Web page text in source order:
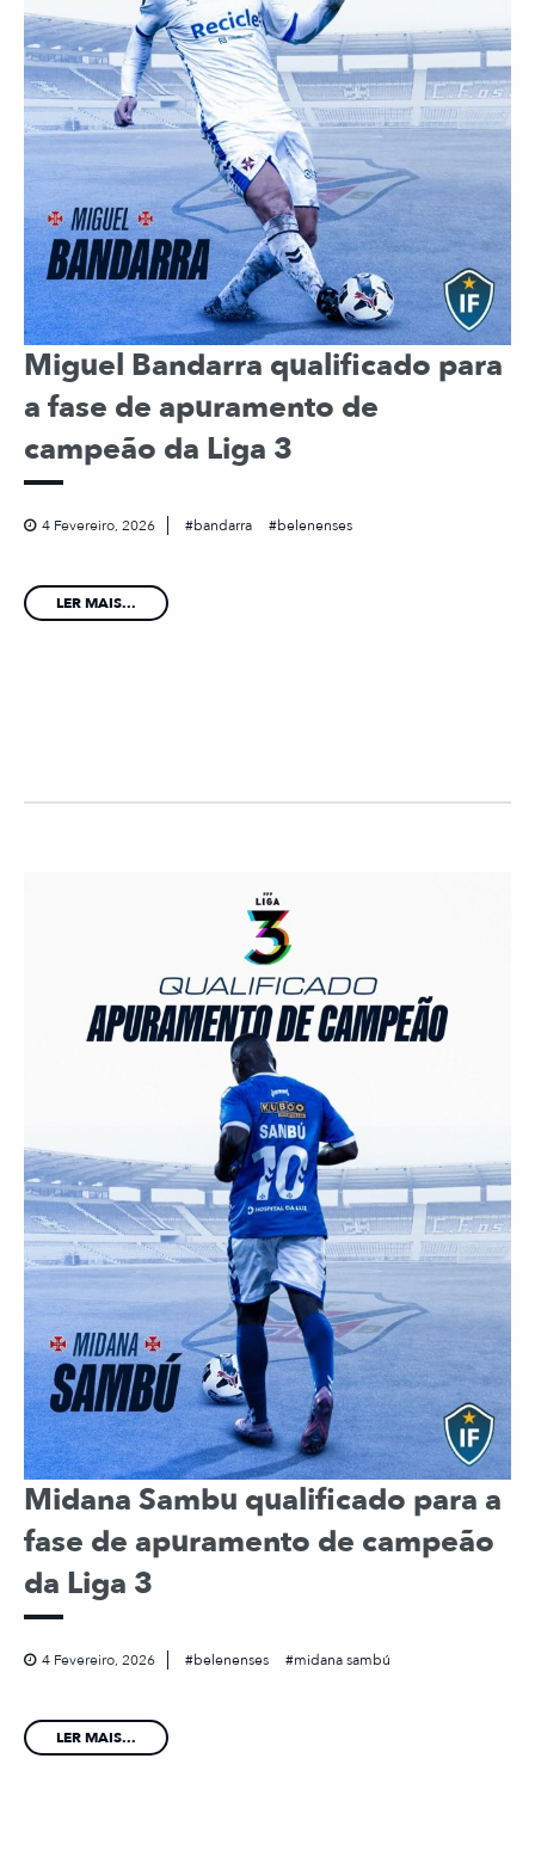
Miguel Bandarra qualificado para
a fase de apuramento de
campeão da Liga 3
4 Fevereiro, 2026 bandarra belenenses
LER MAIS...
Midana Sambu qualificado para a
fase de apuramento de campeão
da Liga 3
4 Fevereiro, 2026 belenenses midana sambú
LER MAIS...